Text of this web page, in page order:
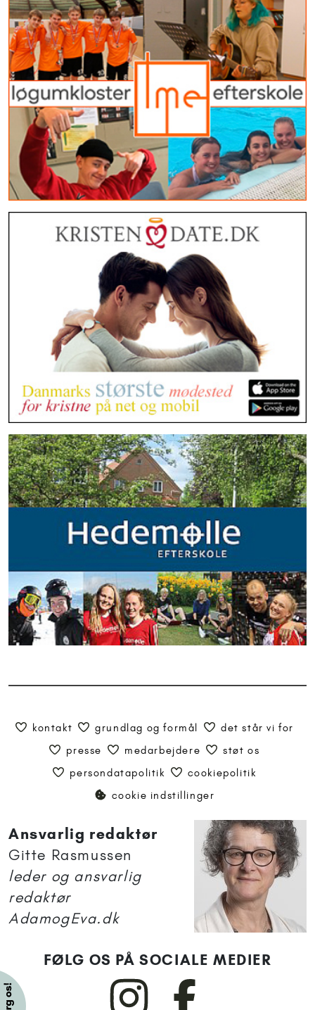
kontakt grundlag og formål
det står vi for
presse
medarbejdere
støt os
persondatapolitik
cookiepolitik
cookie indstillinger
Ansvarlig redaktør
Gitte Rasmussen
leder og ansvarlig
redaktør
AdamogEva.dk
FØLG OS PÅ SOCIALE MEDIER